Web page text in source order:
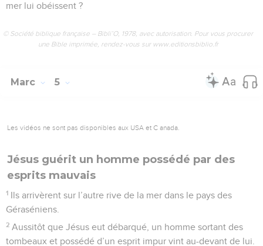
mer lui obéissent ?
© Société biblique française – Bibli’O, 1978, avec autorisation. Pour vous procurer
une Bible imprimée, rendez-vous sur www.editionsbiblio.fr
Marc 5
Les vidéos ne sont pas disponibles aux USA et C anada.
Jésus guérit un homme possédé par des
esprits mauvais
1 Ils arrivèrent sur l’autre rive de la mer dans le pays des
Géraséniens.
2 Aussitôt que Jésus eut débarqué, un homme sortant des
tombeaux et possédé d’un esprit impur vint au-devant de lui.